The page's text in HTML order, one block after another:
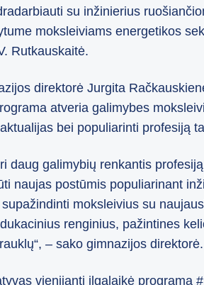
su inžinierius
moksleiviams energetikos
Rutkauskaitė.
direktorė Jurgita
atveria galimybes
bei populiarinti profesiją
daug galimybių renkantis
naujas postūmis populiarinant
moksleivius su
renginius, pažintines
– sako gimnazijos direktorė.
vienijanti ilgalaikė programa